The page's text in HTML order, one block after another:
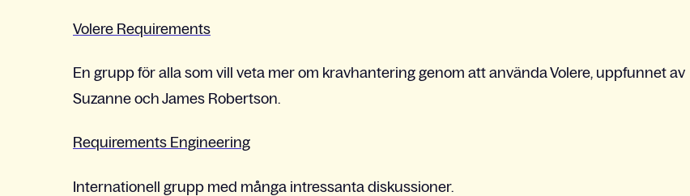
Volere Requirements
En grupp för alla som vill veta mer om kravhantering genom att använda Volere, uppfunnet av
Suzanne och James Robertson.
Requirements Engineering
Internationell grupp med många intressanta diskussioner.